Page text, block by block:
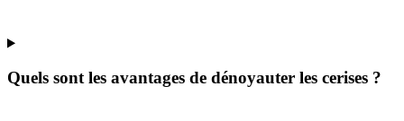
Quels sont les avantages de dénoyauter les cerises ?